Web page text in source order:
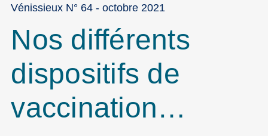
Vénissieux N° 64 - octobre 2021
Nos différents
dispositifs de
vaccination…